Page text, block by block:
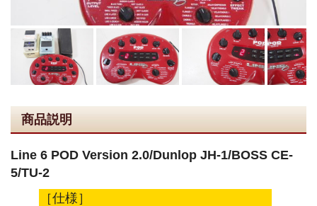
商品説明
Line 6 POD Version 2.0/Dunlop JH-1/BOSS CE-
5/TU-2
［仕様］